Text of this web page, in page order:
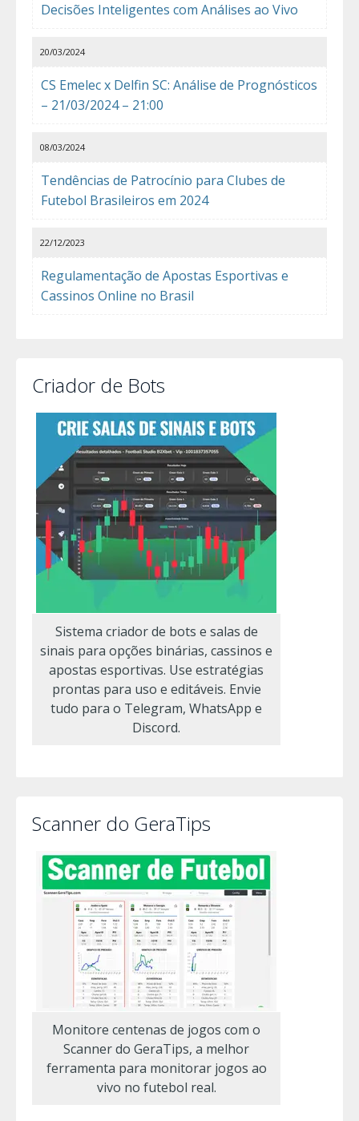
Decisões Inteligentes com Análises ao Vivo
CS Emelec x Delfin SC: Análise de Prognósticos
– 21/03/2024 – 21:00
20/03/2024
Tendências de Patrocínio para Clubes de
Futebol Brasileiros em 2024
08/03/2024
Regulamentação de Apostas Esportivas e
Cassinos Online no Brasil
22/12/2023
Criador de Bots
Sistema criador de bots e salas de
sinais para opções binárias, cassinos e
apostas esportivas. Use estratégias
prontas para uso e editáveis. Envie
tudo para o Telegram, WhatsApp e
Discord.
Scanner do GeraTips
Monitore centenas de jogos com o
Scanner do GeraTips, a melhor
ferramenta para monitorar jogos ao
vivo no futebol real.